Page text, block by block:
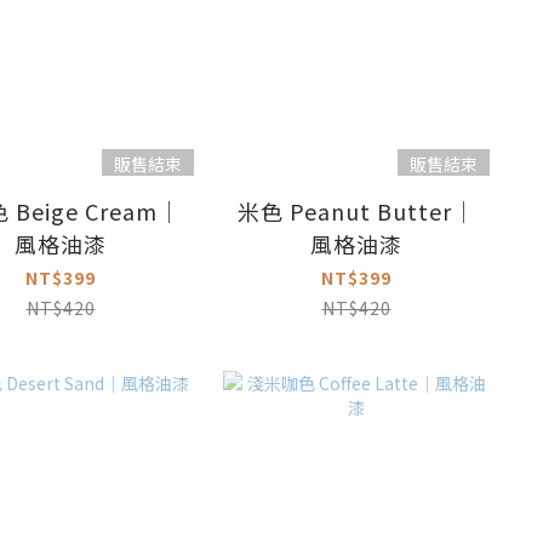
販售結束
Beige Cream｜
風格油漆
NT$399
NT$420
販售結束
米色 Peanut Butter｜
風格油漆
NT$399
NT$420